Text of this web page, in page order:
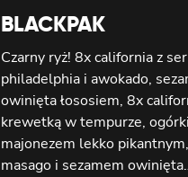
BLACKPAK
Czarny ryż! 8x california z
philadelphia i awokado,
owinięta łososiem, 8x
krewetką w tempurze,
majonezem lekko pikantnym,
masago i sezamem owinięta